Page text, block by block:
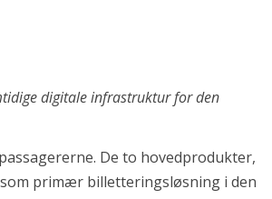
digitale infrastruktur for den
De to hovedprodukter,
som primær billetteringsløsning i den